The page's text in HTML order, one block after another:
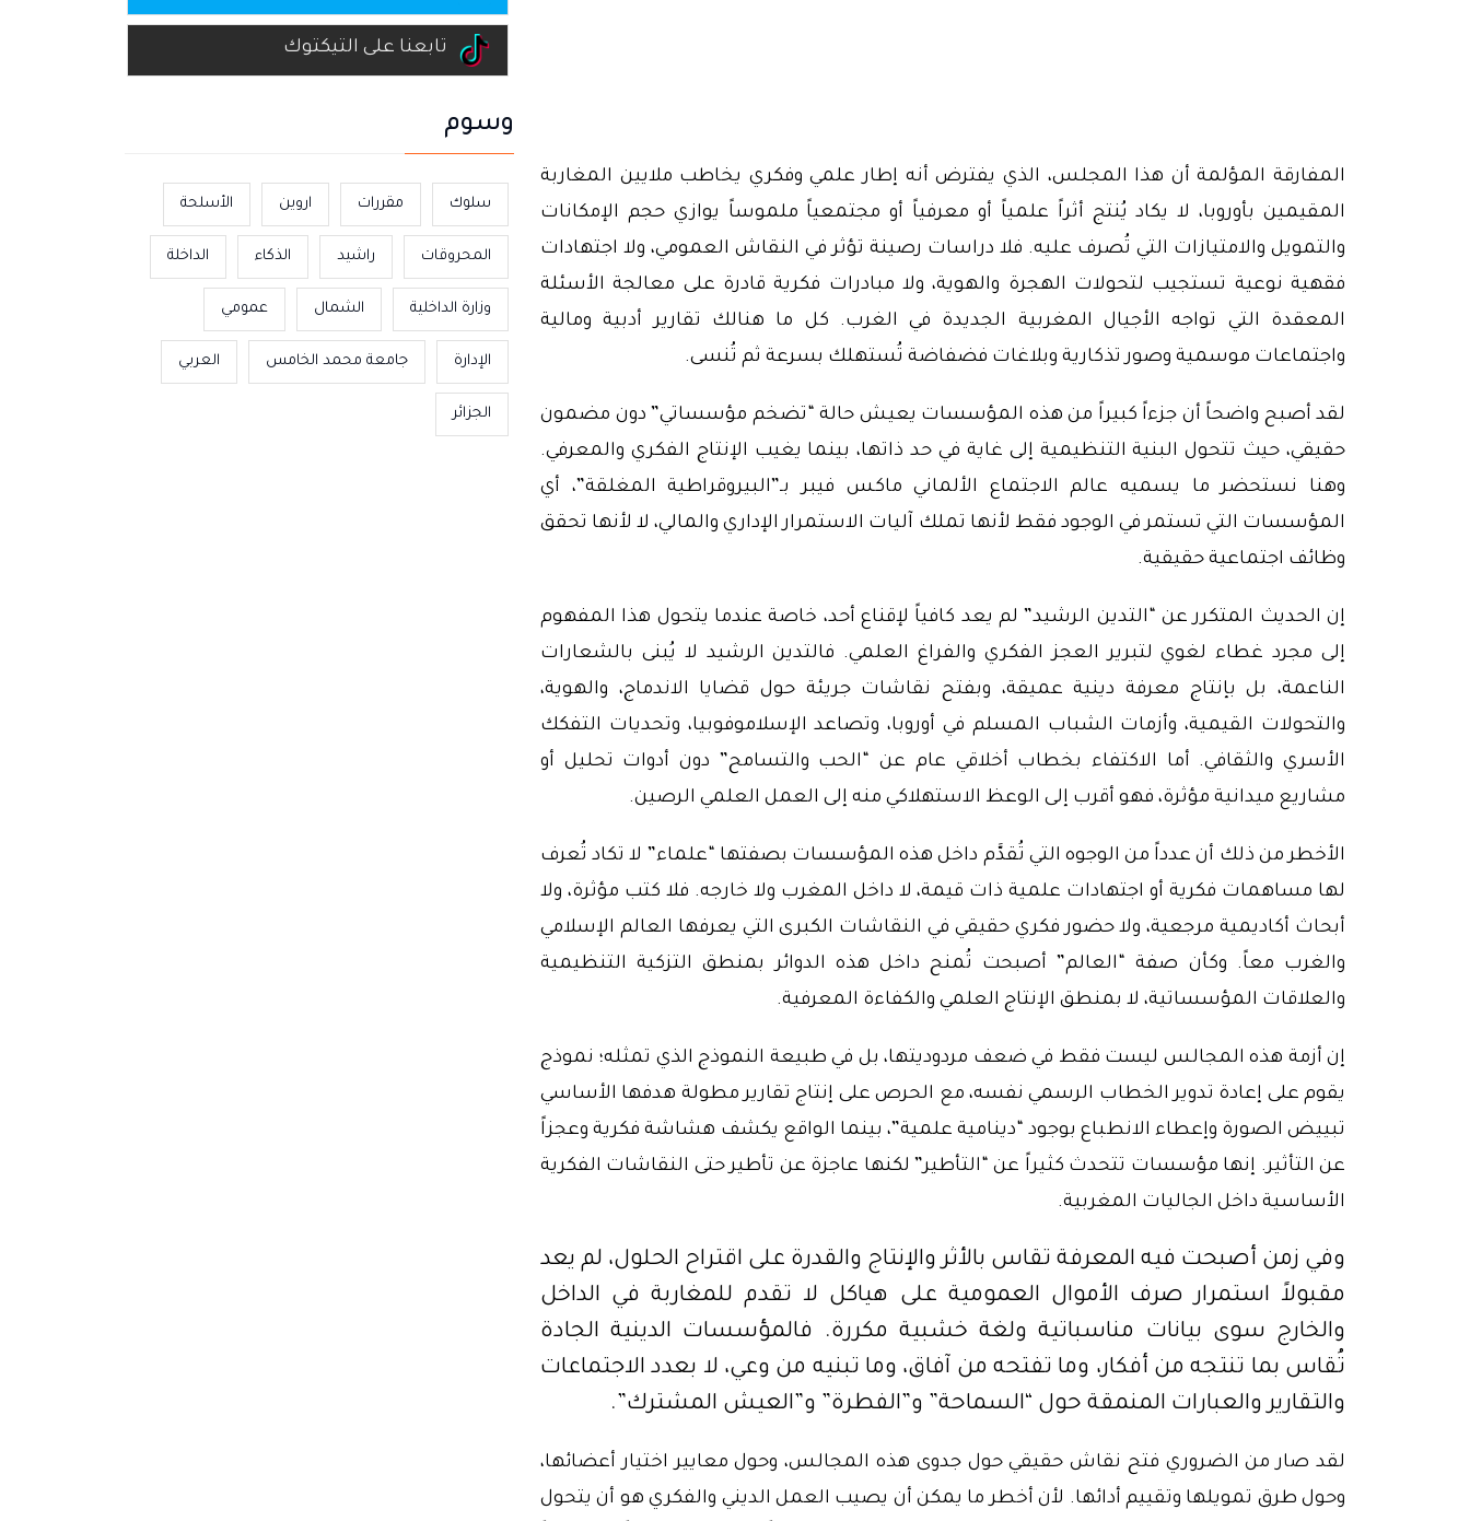
المفارقة المؤلمة أن هذا المجلس، الذي يفترض أنه إطار علمي وفكري يخاطب ملايين المغاربة
المقيمين بأوروبا، لا يكاد يُنتج أثراً علمياً أو معرفياً أو مجتمعياً ملموساً يوازي حجم الإمكانات
والتمويل والامتيازات التي تُصرف عليه. فلا دراسات رصينة تؤثر في النقاش العمومي، ولا اجتهادات
فقهية نوعية تستجيب لتحولات الهجرة والهوية، ولا مبادرات فكرية قادرة على معالجة الأسئلة
المعقدة التي تواجه الأجيال المغربية الجديدة في الغرب. كل ما هنالك تقارير أدبية ومالية
واجتماعات موسمية وصور تذكارية وبلاغات فضفاضة تُستهلك بسرعة ثم تُنسى.
لقد أصبح واضحاً أن جزءاً كبيراً من هذه المؤسسات يعيش حالة “تضخم مؤسساتي” دون مضمون
حقيقي، حيث تتحول البنية التنظيمية إلى غاية في حد ذاتها، بينما يغيب الإنتاج الفكري والمعرفي.
وهنا نستحضر ما يسميه عالم الاجتماع الألماني ماكس فيبر بـ”البيروقراطية المغلقة”، أي
المؤسسات التي تستمر في الوجود فقط لأنها تملك آليات الاستمرار الإداري والمالي، لا لأنها تحقق
وظائف اجتماعية حقيقية.
إن الحديث المتكرر عن “التدين الرشيد” لم يعد كافياً لإقناع أحد، خاصة عندما يتحول هذا المفهوم
إلى مجرد غطاء لغوي لتبرير العجز الفكري والفراغ العلمي. فالتدين الرشيد لا يُبنى بالشعارات
الناعمة، بل بإنتاج معرفة دينية عميقة، وبفتح نقاشات جريئة حول قضايا الاندماج، والهوية،
والتحولات القيمية، وأزمات الشباب المسلم في أوروبا، وتصاعد الإسلاموفوبيا، وتحديات التفكك
الأسري والثقافي. أما الاكتفاء بخطاب أخلاقي عام عن “الحب والتسامح” دون أدوات تحليل أو
مشاريع ميدانية مؤثرة، فهو أقرب إلى الوعظ الاستهلاكي منه إلى العمل العلمي الرصين.
الأخطر من ذلك أن عدداً من الوجوه التي تُقدَّم داخل هذه المؤسسات بصفتها “علماء” لا تكاد تُعرف
لها مساهمات فكرية أو اجتهادات علمية ذات قيمة، لا داخل المغرب ولا خارجه. فلا كتب مؤثرة، ولا
أبحاث أكاديمية مرجعية، ولا حضور فكري حقيقي في النقاشات الكبرى التي يعرفها العالم الإسلامي
والغرب معاً. وكأن صفة “العالم” أصبحت تُمنح داخل هذه الدوائر بمنطق التزكية التنظيمية
والعلاقات المؤسساتية، لا بمنطق الإنتاج العلمي والكفاءة المعرفية.
إن أزمة هذه المجالس ليست فقط في ضعف مردوديتها، بل في طبيعة النموذج الذي تمثله؛ نموذج
يقوم على إعادة تدوير الخطاب الرسمي نفسه، مع الحرص على إنتاج تقارير مطولة هدفها الأساسي
تبييض الصورة وإعطاء الانطباع بوجود “دينامية علمية”، بينما الواقع يكشف هشاشة فكرية وعجزاً
عن التأثير. إنها مؤسسات تتحدث كثيراً عن “التأطير” لكنها عاجزة عن تأطير حتى النقاشات الفكرية
الأساسية داخل الجاليات المغربية.
وفي زمن أصبحت فيه المعرفة تقاس بالأثر والإنتاج والقدرة على اقتراح الحلول، لم يعد
مقبولاً استمرار صرف الأموال العمومية على هياكل لا تقدم للمغاربة في الداخل
والخارج سوى بيانات مناسباتية ولغة خشبية مكررة. فالمؤسسات الدينية الجادة
تُقاس بما تنتجه من أفكار، وما تفتحه من آفاق، وما تبنيه من وعي، لا بعدد الاجتماعات
والتقارير والعبارات المنمقة حول “السماحة” و”الفطرة” و”العيش المشترك”.
لقد صار من الضروري فتح نقاش حقيقي حول جدوى هذه المجالس، وحول معايير اختيار أعضائها،
وحول طرق تمويلها وتقييم أدائها. لأن أخطر ما يمكن أن يصيب العمل الديني والفكري هو أن يتحول
تابعنا على التيكتوك
وسوم
سلوك مقررات اروين الأسلحة
المحروقات راشيد الذكاء الداخلة
وزارة الداخلية الشمال عمومي
الإدارة جامعة محمد الخامس العربي
الجزائر